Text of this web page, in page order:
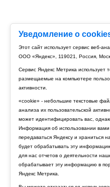
Уведомление о
Этот сайт использует сервис веб-
ООО «Яндекс», 119021, Россия,
Сервис Яндекс Метрика
размещаемые на компьютере
активности.
«cookie» - небольшие текстовые
анализа их пользовательской
может идентифицировать вас,
Информация об использовании
передаваться Яндексу и храниться
будет обрабатывать эту
для нас отчетов о деятельности
обрабатывает эту информацию в
Яндекс Метрика.